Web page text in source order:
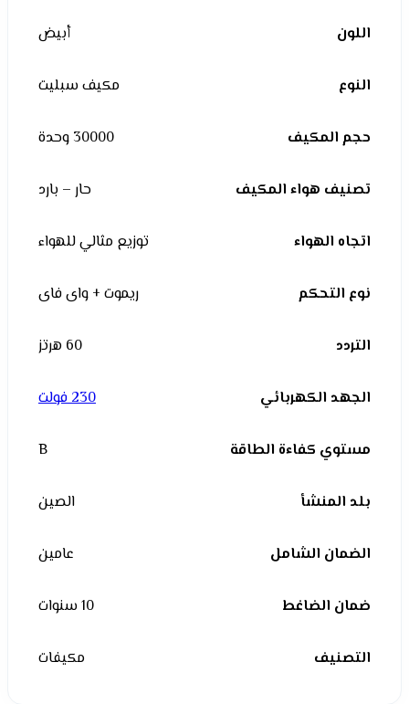
اللون أبيض
النوع مكيف سبليت
حجم المكيف 30000 وحدة
تصنيف هواء المكيف حار – بارد
اتجاه الهواء توزيع مثالي للهواء
نوع التحكم ريموت + واى فاى
التردد 60 هرتز
الجهد الكهربائي 230 فولت
مستوي كفاءة الطاقة B
بلد المنشأ الصين
الضمان الشامل عامين
ضمان الضاغط 10 سنوات
التصنيف مكيفات